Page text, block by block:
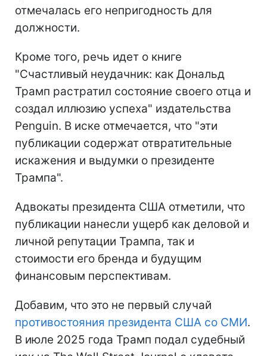
отмечалась его непригодность для
должности.
Кроме того, речь идет о книге
"Счастливый неудачник: как Дональд
Трамп растратил состояние своего отца и
создал иллюзию успеха" издательства
Penguin. В иске отмечается, что "эти
публикации содержат отвратительные
искажения и выдумки о президенте
Трампа".
Адвокаты президента США отметили, что
публикации нанесли ущерб как деловой и
личной репутации Трампа, так и
стоимости его бренда и будущим
финансовым перспективам.
Добавим, что это не первый случай
противостояния президента США со СМИ.
В июле 2025 года Трамп подал судебный